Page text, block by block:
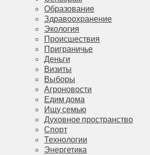
Образование
Здравоохранение
Экология
Происшествия
Приграничье
Деньги
Визиты
Выборы
Агроновости
Едим дома
Ищу семью
Духовное пространство
Спорт
Технологии
Энергетика